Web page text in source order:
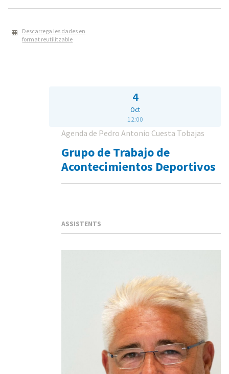
Descarrega les dades en
format reutilitzable
4
Oct
12:00
Agenda de Pedro Antonio Cuesta Tobajas
Grupo de Trabajo de
Acontecimientos Deportivos
ASSISTENTS